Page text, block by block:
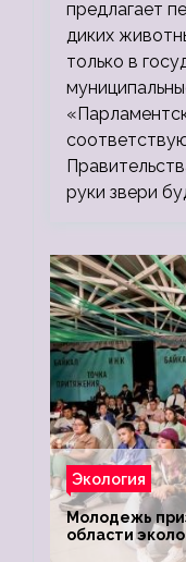
предлагает
диких
только в
руки звери
Экология
Молодежь
области